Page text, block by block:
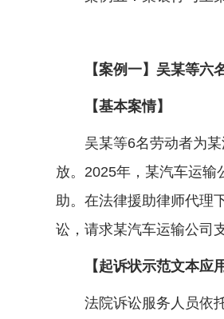
【案例一】吴某等六名
【基本案情】
吴某等6名劳动者为某
放。2025年，某汽车运输
助。在法律援助律师代理
讼，请求某汽车运输公司
【起诉状示范文本应用
法院诉讼服务人员依托